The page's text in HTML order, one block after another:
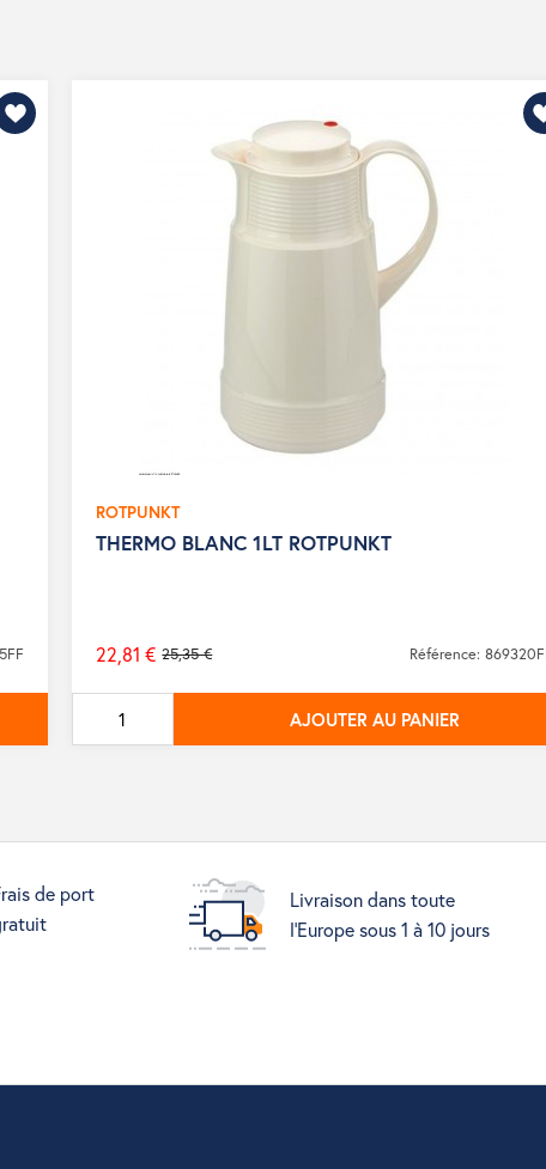
ROTPUNKT
THERMO BLANC 1LT ROTPUNKT
Prix
de
base
25,35 €
22,81 € Référence:
AJOUTER AU PANIER
de port
Livraison dans toute
l'Europe sous 1 à 10 jours